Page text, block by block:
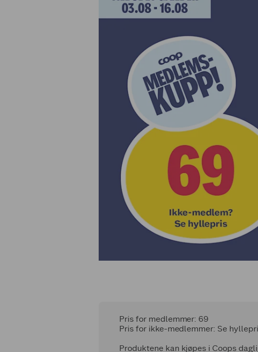
Pris for medlemmer: 69
Pris for ikke-medlemmer: Se
Produktene kan kjøpes i Coops